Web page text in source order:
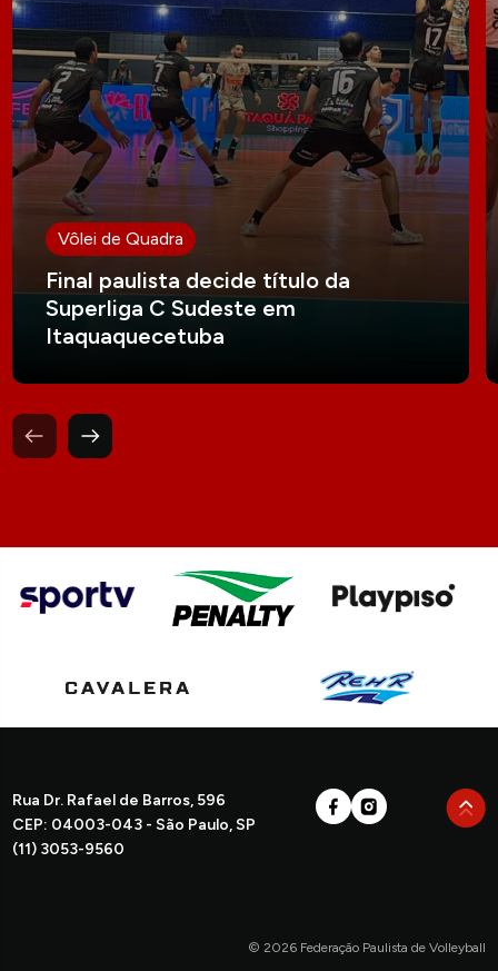
Vôlei de Quadra
Final paulista decide título da
Superliga C Sudeste em
Itaquaquecetuba
Rua Dr. Rafael de Barros, 596
CEP: 04003-043 - São Paulo, SP
(11) 3053-9560
© 2026 Federação Paulista de Volleyball